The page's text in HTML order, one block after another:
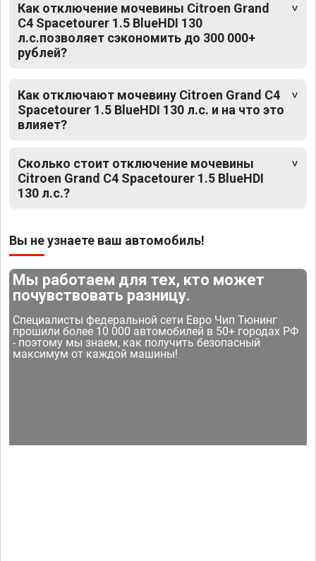
Как отключение мочевины Citroen Grand
C4 Spacetourer 1.5 BlueHDI 130
л.с.позволяет сэкономить до 300 000+
рублей?
Как отключают мочевину Citroen Grand C4
Spacetourer 1.5 BlueHDI 130 л.с. и на что это
влияет?
Сколько стоит отключение мочевины
Citroen Grand C4 Spacetourer 1.5 BlueHDI
130 л.с.?
Вы не узнаете ваш автомобиль!
Мы работаем для тех, кто может
почувствовать разницу.
Специалисты федеральной сети Евро Чип Тюнинг
прошили более 10 000 автомобилей в 50+ городах РФ
- поэтому мы знаем, как получить безопасный
максимум от каждой машины!